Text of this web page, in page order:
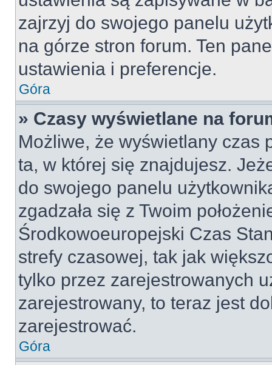
zajrzyj do swojego panelu
na górze stron forum. Ten
ustawienia i preferencje.
Góra
» Czasy wyświetlane na
Możliwe, że wyświetlany czas
ta, w której się znajdujesz.
do swojego panelu
zgadzała się z Twoim
Środkowoeuropejski Czas
strefy czasowej, tak jak
tylko przez zarejestrowanych
zarejestrowany, to teraz jest
zarejestrować.
Góra